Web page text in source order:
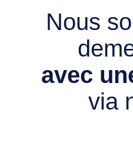
Nous
avec
via